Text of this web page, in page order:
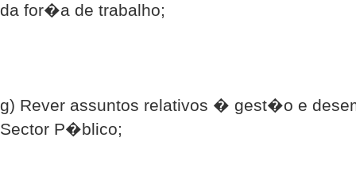
da for�a de trabalho;
g) Rever assuntos relativos � gest�o e
Sector P�blico;